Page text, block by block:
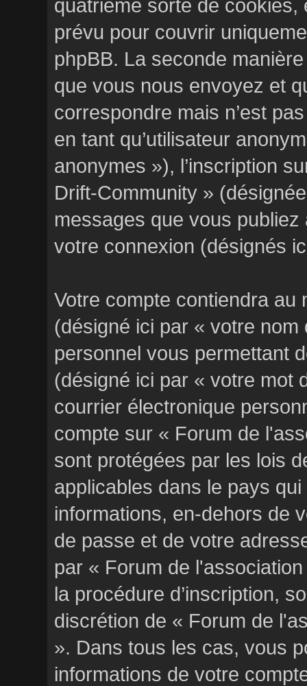
quatrième sorte de
prévu pour couvrir
phpBB. La seconde
que vous nous envoyez et
correspondre mais n’est
en tant qu’utilisateur
anonymes »), l’inscription
Drift-Community »
messages que vous
votre connexion (désignés
Votre compte contiendra au
(désigné ici par « votre nom
personnel vous permettant
(désigné ici par « votre mot
courrier électronique
compte sur « Forum de
sont protégées par les lois
applicables dans le pays
informations, en-dehors de
de passe et de votre
par « Forum de
la procédure d’inscription,
discrétion de « Forum de
». Dans tous les cas, vous
informations de votre